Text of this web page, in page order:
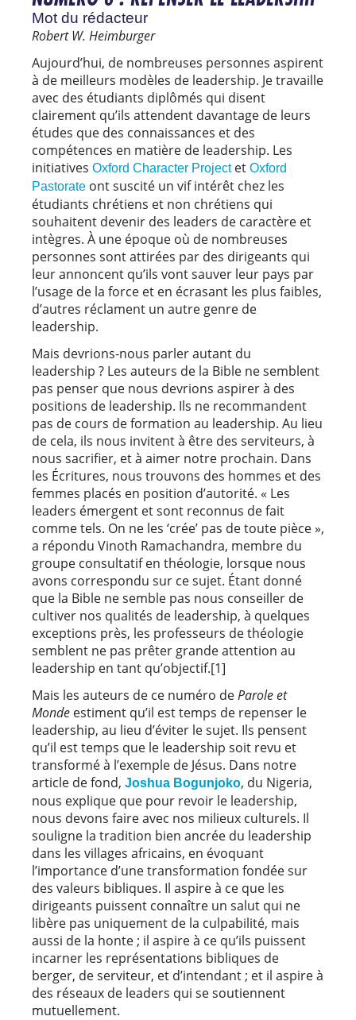
Mot du rédacteur
Robert W. Heimburger
Aujourd’hui, de nombreuses personnes aspirent
à de meilleurs modèles de leadership. Je travaille
avec des étudiants diplômés qui disent
clairement qu’ils attendent davantage de leurs
études que des connaissances et des
compétences en matière de leadership. Les
initiatives Oxford Character Projectet Oxford
Pastorate ont suscité un vif intérêt chez les
étudiants chrétiens et non chrétiens qui
souhaitent devenir des leaders de caractère et
intègres. À une époque où de nombreuses
personnes sont attirées par des dirigeants qui
leur annoncent qu’ils vont sauver leur pays par
l’usage de la force et en écrasant les plus faibles,
d’autres réclament un autre genre de
leadership.
Mais devrions-nous parler autant du
leadership ? Les auteurs de la Bible ne semblent
pas penser que nous devrions aspirer à des
positions de leadership. Ils ne recommandent
pas de cours de formation au leadership. Au lieu
de cela, ils nous invitent à être des serviteurs, à
nous sacrifier, et à aimer notre prochain. Dans
les Écritures, nous trouvons des hommes et des
femmes placés en position d’autorité. « Les
leaders émergent et sont reconnus de fait
comme tels. On ne les ‘crée’ pas de toute pièce »,
a répondu Vinoth Ramachandra, membre du
groupe consultatif en théologie, lorsque nous
avons correspondu sur ce sujet. Étant donné
que la Bible ne semble pas nous conseiller de
cultiver nos qualités de leadership, à quelques
exceptions près, les professeurs de théologie
semblent ne pas prêter grande attention au
leadership en tant qu’objectif.[1]
Mais les auteurs de ce numéro deParole et
Monde estiment qu’il est temps de repenser le
leadership, au lieu d’éviter le sujet. Ils pensent
qu’il est temps que le leadership soit revu et
transformé à l’exemple de Jésus. Dans notre
article de fond, Joshua Bogunjoko, du Nigeria,
nous explique que pour revoir le leadership,
nous devons faire avec nos milieux culturels. Il
souligne la tradition bien ancrée du leadership
dans les villages africains, en évoquant
l’importance d’une transformation fondée sur
des valeurs bibliques. Il aspire à ce que les
dirigeants puissent connaître un salut qui ne
libère pas uniquement de la culpabilité, mais
aussi de la honte ; il aspire à ce qu’ils puissent
incarner les représentations bibliques de
berger, de serviteur, et d’intendant ; et il aspire à
des réseaux de leaders qui se soutiennent
mutuellement.